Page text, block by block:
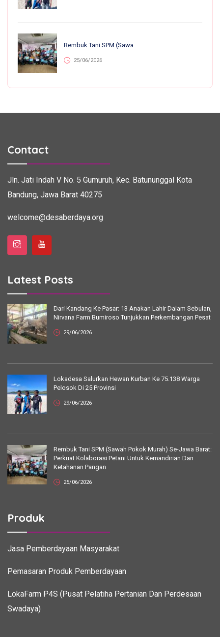
25/06/2026
Contact
Jln. Jati Indah V No. 5 Gumuruh, Kec. Batununggal Kota
Bandung, Jawa Barat 40275
welcome@desaberdaya.org
Latest Posts
Dari Kandang Ke Pasar: 13 Anakan Lahir Dalam Sebulan,
Nirvana Farm Bumiroso Tunjukkan Perkembangan Pesat
29/06/2026
Lokadesa Salurkan Hewan Kurban Ke 75.138 Warga
Pelosok Di 25 Provinsi
29/06/2026
Rembuk Tani SPM (Sawah Pokok Murah) Se-Jawa Barat:
Perkuat Kolaborasi Petani Untuk Kemandirian Dan
Ketahanan Pangan
25/06/2026
Produk
Jasa Pemberdayaan Masyarakat
Pemasaran Produk Pemberdayaan
LokaFarm P4S (Pusat Pelatiha Pertanian Dan Perdesaan
Swadaya)